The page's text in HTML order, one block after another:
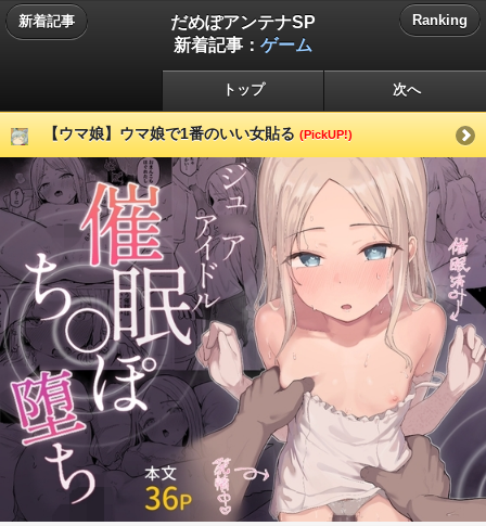
新着記事
だめぽアンテナSP
新着記事： ゲーム
Ranking
トップ 次へ
【ウマ娘】ウマ娘で1番のいい女貼る (PickUP!)